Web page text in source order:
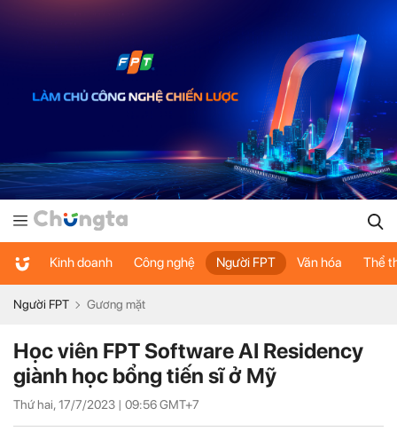
Kinh doanh Công nghệ Người FPT Văn hóa Thể
Người FPT Gương mặt
Học viên FPT Software AI Residency
giành học bổng tiến sĩ ở Mỹ
Thứ hai, 17/7/2023 | 09:56GMT+7